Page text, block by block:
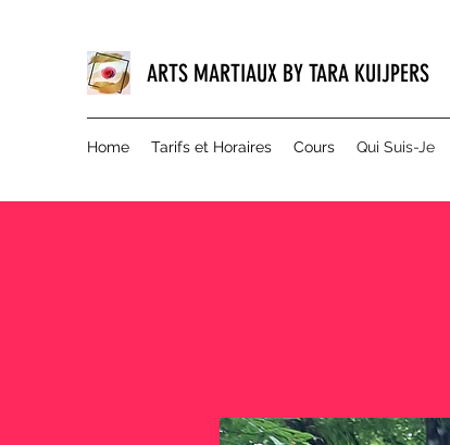
ARTS MARTIAUX BY TARA KUIJPERS
Home Tarifs et Horaires Cours Qui Suis-Je